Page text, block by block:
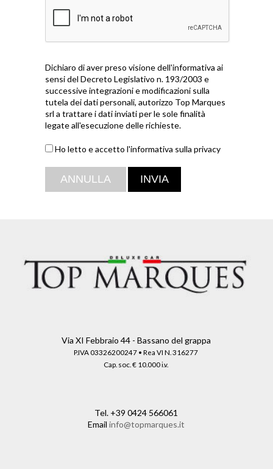
Dichiaro di aver preso visione dell'informativa ai
sensi del Decreto Legislativo n. 193/2003 e
successive integrazioni e modificazioni sulla
tutela dei dati personali, autorizzo Top Marques
srl a trattare i dati inviati per le sole finalità
legate all'esecuzione delle richieste.
Ho letto e accetto l'informativa sulla privacy
Via XI Febbraio 44 - Bassano del grappa
P.IVA 03326200247 • Rea VI N. 316277
Cap. soc. € 10.000 i.v.
Tel. +39 0424 566061
Email info@topmarques.it